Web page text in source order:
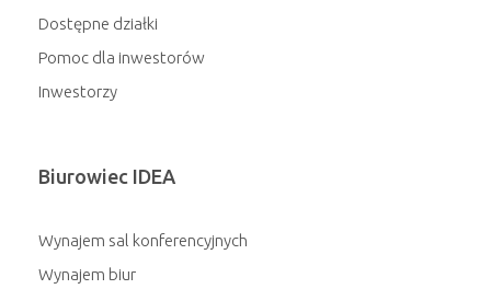
Dostępne działki
Pomoc dla inwestorów
Inwestorzy
Biurowiec IDEA
Wynajem sal konferencyjnych
Wynajem biur